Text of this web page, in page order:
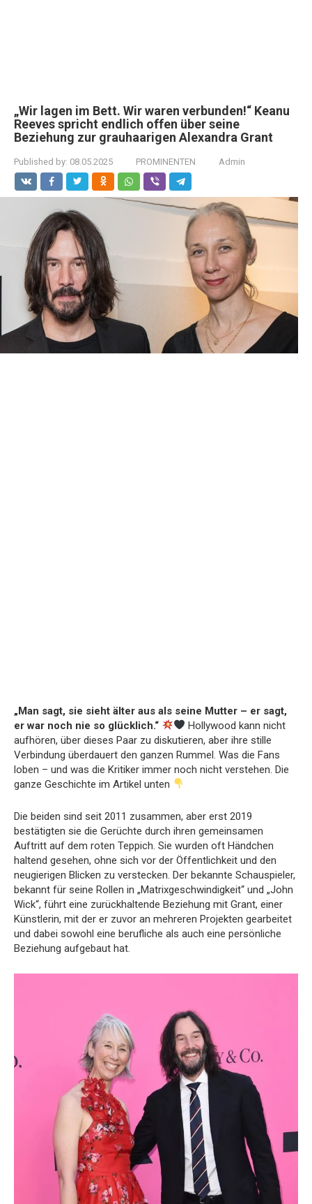
„Wir lagen im Bett. Wir waren verbunden!“ Keanu
Reeves spricht endlich offen über seine
Beziehung zur grauhaarigen Alexandra Grant
Published by: 08.05.2025 PROMINENTEN Admin
„Man sagt, sie sieht älter aus als seine Mutter – er sagt,
er war noch nie so glücklich.“
Hollywood kann nicht
aufhören, über dieses Paar zu diskutieren, aber ihre stille
Verbindung überdauert den ganzen Rummel. Was die Fans
loben – und was die Kritiker immer noch nicht verstehen. Die
ganze Geschichte im Artikel unten
Die beiden sind seit 2011 zusammen, aber erst 2019
bestätigten sie die Gerüchte durch ihren gemeinsamen
Auftritt auf dem roten Teppich. Sie wurden oft Händchen
haltend gesehen, ohne sich vor der Öffentlichkeit und den
neugierigen Blicken zu verstecken. Der bekannte Schauspieler,
bekannt für seine Rollen in „Matrixgeschwindigkeit“ und „John
Wick“, führt eine zurückhaltende Beziehung mit Grant, einer
Künstlerin, mit der er zuvor an mehreren Projekten gearbeitet
und dabei sowohl eine berufliche als auch eine persönliche
Beziehung aufgebaut hat.